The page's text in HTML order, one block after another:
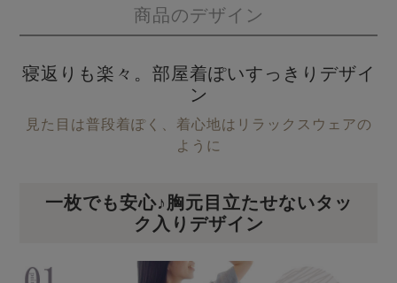
商品のデザイン
寝返りも楽々。部屋着ぽいすっきりデザイ
ン
見た目は普段着ぽく、着心地はリラックスウェアの
ように
一枚でも安心♪胸元目立たせないタッ
ク入りデザイン